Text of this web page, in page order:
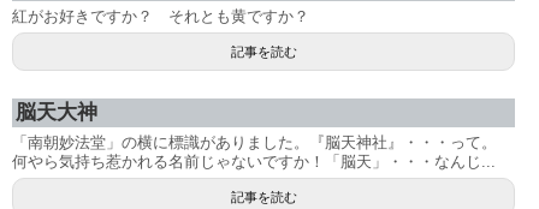
紅がお好きですか？ それとも黄ですか？
記事を読む
脳天大神
「南朝妙法堂」の横に標識がありました。『脳天神社』・・・って。
何やら気持ち惹かれる名前じゃないですか！「脳天」・・・なんじ...
記事を読む